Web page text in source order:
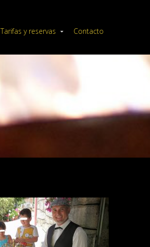
Tarifas y reservas Contacto